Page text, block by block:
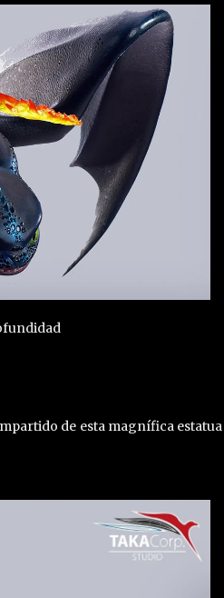
de esta magnífica estatua